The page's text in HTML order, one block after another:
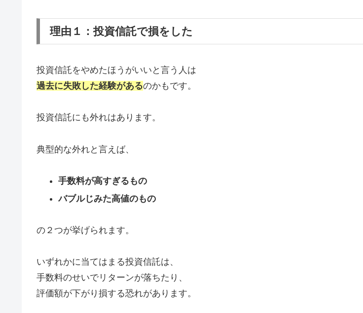
理由１：投資信託で損をした
投資信託をやめたほうがいいと言う人は
過去に失敗した経験があるのかもです。
投資信託にも外れはあります。
典型的な外れと言えば、
手数料が高すぎるもの
バブルじみた高値のもの
の２つが挙げられます。
いずれかに当てはまる投資信託は、
手数料のせいでリターンが落ちたり、
評価額が下がり損する恐れがあります。